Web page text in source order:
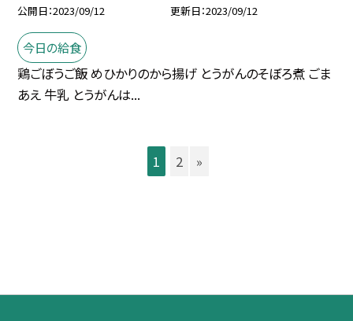
公開日 2023/09/12 更新日 2023/09/12
今日の給食
鶏ごぼうご飯 めひかりのから揚げ とうがんのそぼろ煮 ごま
あえ 牛乳 とうがんは...
1 2 »